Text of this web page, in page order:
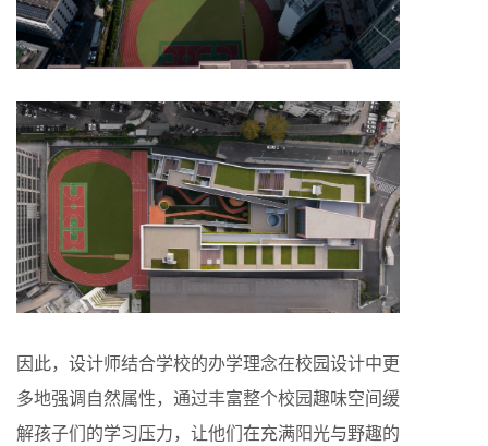
因此，设计师结合学校的办学理念在校园设计中更
多地强调自然属性，通过丰富整个校园趣味空间缓
解孩子们的学习压力，让他们在充满阳光与野趣的